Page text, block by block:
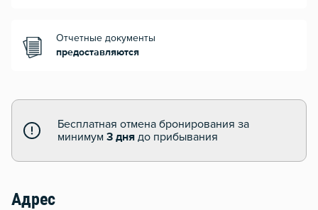
Отчетные документы
предоставляются
Бесплатная отмена бронирования за
минимум 3 дня до прибывания
Адрес